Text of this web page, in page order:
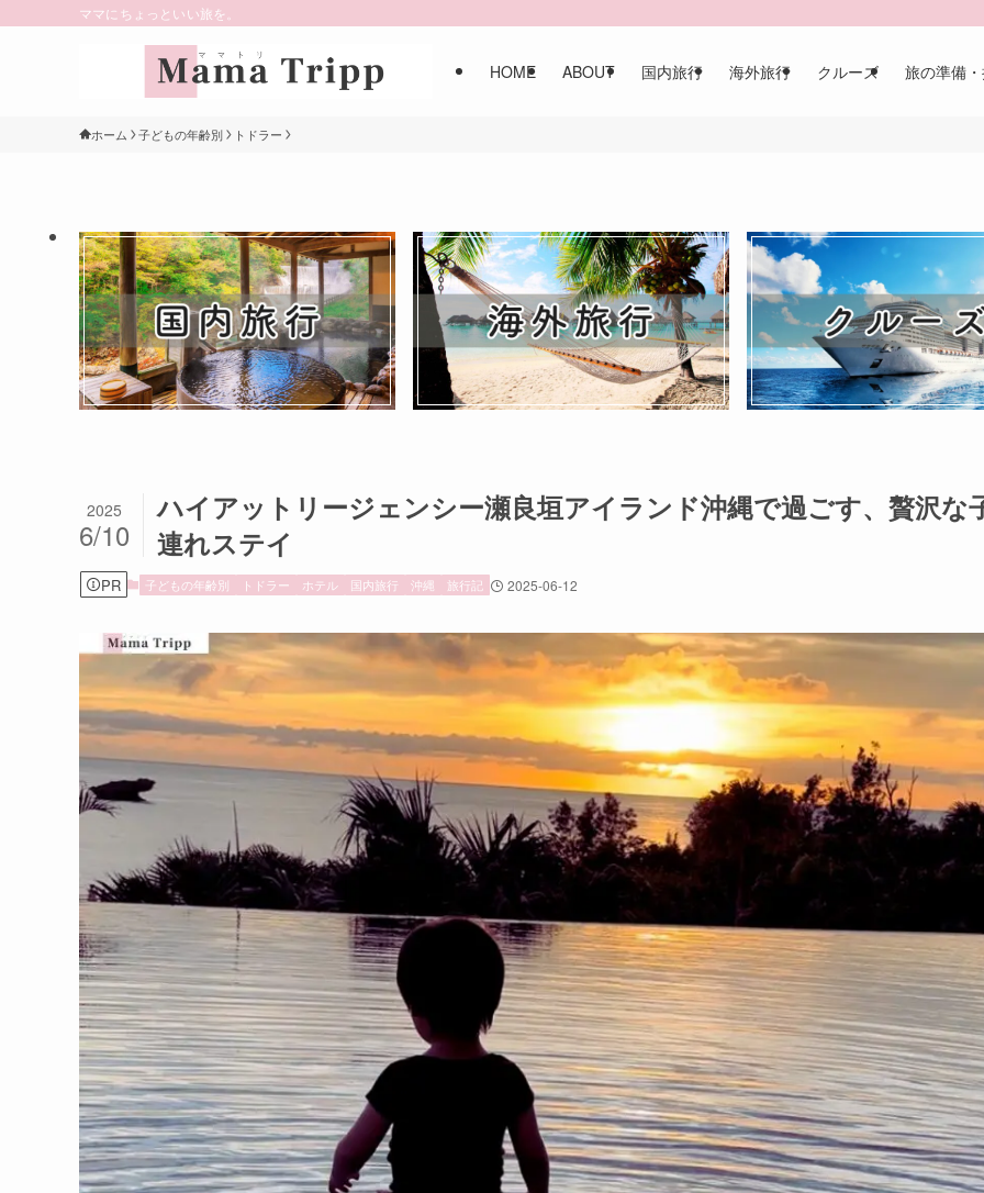
ママにちょっといい旅を。
HOME ABOUT 国内旅行 海外旅行 クルーズ 旅の準備
ホーム 子どもの年齢別 トドラー
ハイアットリージェンシー瀬良垣アイランド沖縄で過ごす、贅沢な
連れステイ
2025
6/10
PR 子どもの年齢別 トドラー ホテル 国内旅行 沖縄 旅行記 2025-06-12